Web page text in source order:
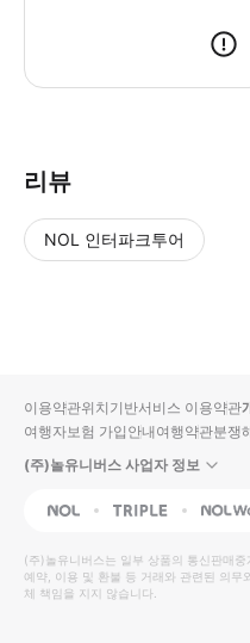
리뷰
NOL 인터파크투어
입니
다.
높
은
순
동
영
상
순
상
이용약관위치기반서비스 이용약관
여행자보험 가입안내여행약관분쟁
(주)놀유니버스 사업자 정보
NOL Triple
(주)놀유니버스는 일부 상품의 통신판매
예약, 이용 및 환불 등 거래와 관련된 의무
체 책임을 지지 않습니다.